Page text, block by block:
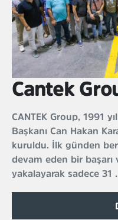
Cantek
CANTEK Group, 1991
Başkanı Can Hakan
kuruldu. İlk günden
devam eden bir başarı
yakalayarak sadece 31